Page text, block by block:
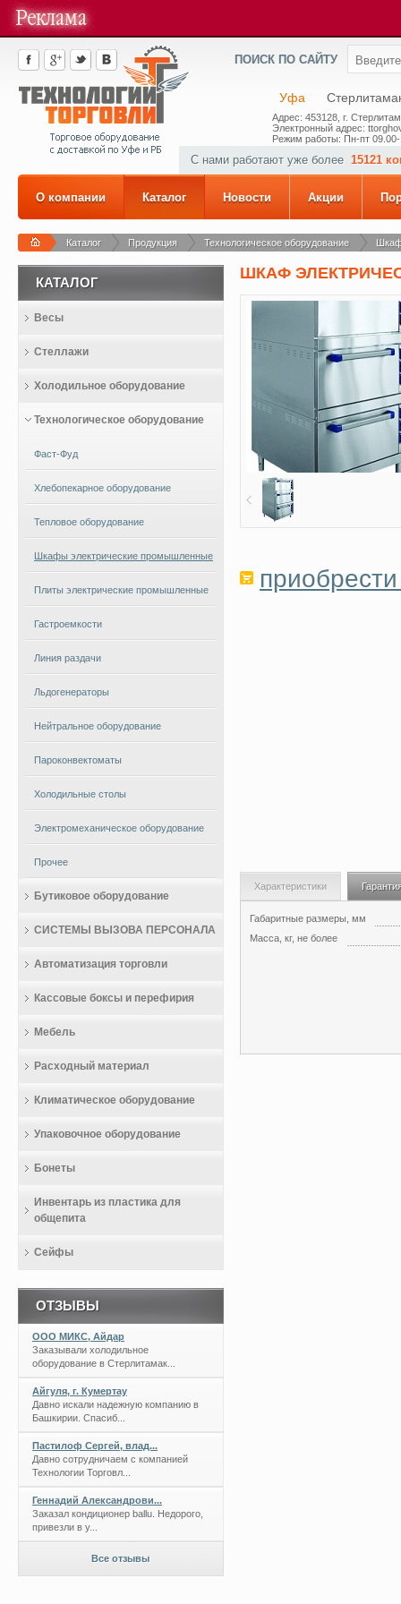
ПОИСК ПО САЙТУ
Уфа
Адрес: 453128, г.
Электронный адрес:
Режим работы: Пн-пт
С нами работают уже более 15121
О компании Каталог Новости Акции
Каталог Продукция Технологическое оборудование
ШКАФ
Характеристики
Габаритные размеры, мм
Масса, кг, не более
КАТАЛОГ
Весы
Стеллажи
Холодильное оборудование
Технологическое оборудование
Фаст-Фуд
Хлебопекарное оборудование
Тепловое оборудование
Шкафы электрические промышленные
Плиты электрические промышленные
Гастроемкости
Линия раздачи
Льдогенераторы
Нейтральное оборудование
Пароконвектоматы
Холодильные столы
Электромеханическое оборудование
Прочее
Бутиковое оборудование
СИСТЕМЫ ВЫЗОВА ПЕРСОНАЛА
Автоматизация торговли
Кассовые боксы и перефирия
Мебель
Расходный материал
Климатическое оборудование
Упаковочное оборудование
Бонеты
Инвентарь из пластика для
общепита
Сейфы
ОТЗЫВЫ
ООО МИКС, Айдар
Заказывали холодильное
оборудование в Стерлитамак...
Айгуля, г. Кумертау
Давно искали надежную компанию в
Башкирии. Спасиб...
Пастилоф Сергей, влад...
Давно сотрудничаем с компанией
Технологии Торговл...
Геннадий Александрови...
Заказал кондиционер ballu. Недорого,
привезли в у...
Все отзывы